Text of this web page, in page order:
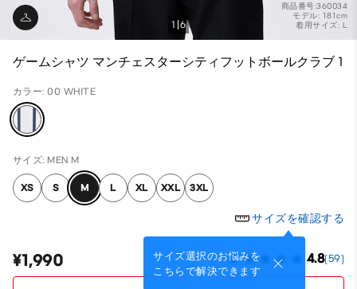
商品番号:360034
モデル: 181cm
着用サイズ: L
1 6
ゲームシャツ マンチェスターシティフットボールクラブ 1
カラー: 00 WHITE
サイズ: MEN M
XS S M L XL XXL 3XL
サイズを確認する
サイズ選択のお悩みを
こちらで解決できます
¥1,990 4.8(59)